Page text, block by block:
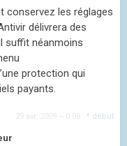
conservez les réglages
délivrera des
suffit néanmoins
protection qui
payants.
29 avr. 2009 – 0:06 ^ début